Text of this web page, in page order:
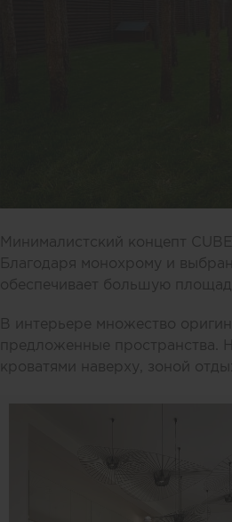
Минималистский концепт
Благодаря монохрому и
обеспечивает большую
В интерьере множество
предложенные пространства.
кроватями наверху, зоной